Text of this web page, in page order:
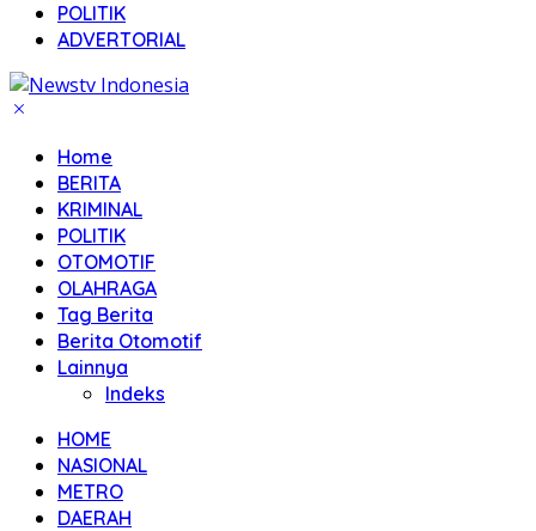
POLITIK
ADVERTORIAL
Home
BERITA
KRIMINAL
POLITIK
OTOMOTIF
OLAHRAGA
Tag Berita
Berita Otomotif
Lainnya
Indeks
HOME
NASIONAL
METRO
DAERAH